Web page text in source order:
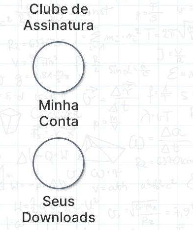
Clube de
Assinatura
Minha
Conta
Seus
Downloads